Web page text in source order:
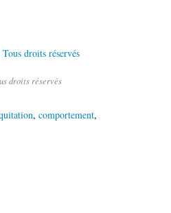
droits réservés
, comportement,